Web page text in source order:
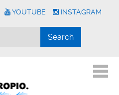
YOUTUBE INSTAGRAM